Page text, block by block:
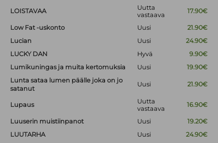
LOISTAVAA
Uutta
vastaava
17.90€
Low Fat -uskonto Uusi
21.90€
Lucian
Uusi
24.90€
LUCKY DAN
Hyvä
9.90€
Lumikuningas ja muita kertomuksia
Uusi
19.90€
Lunta sataa lumen päälle joka on jo
satanut
Uusi 21.90€
Lupaus
Uutta
vastaava
16.90€
Luuserin muistiinpanot Uusi
19.20€
LUUTARHA
Uusi 24.90€